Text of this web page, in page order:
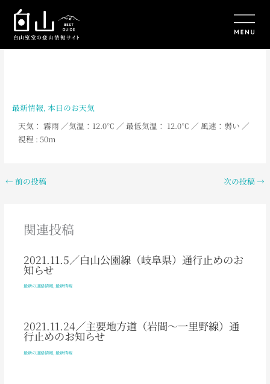
最新情報, 本日のお天気
天気： 霧雨 ／気温：12.0℃ ／ 最低気温： 12.0℃ ／ 風速：弱い ／
視程 : 50m
←前の投稿 次の投稿→
関連投稿
2021.11.5／白山公園線（岐阜県）通行止めのお
知らせ
最新の道路情報, 最新情報
2021.11.24／主要地方道（岩間～一里野線）通
行止めのお知らせ
最新の道路情報, 最新情報